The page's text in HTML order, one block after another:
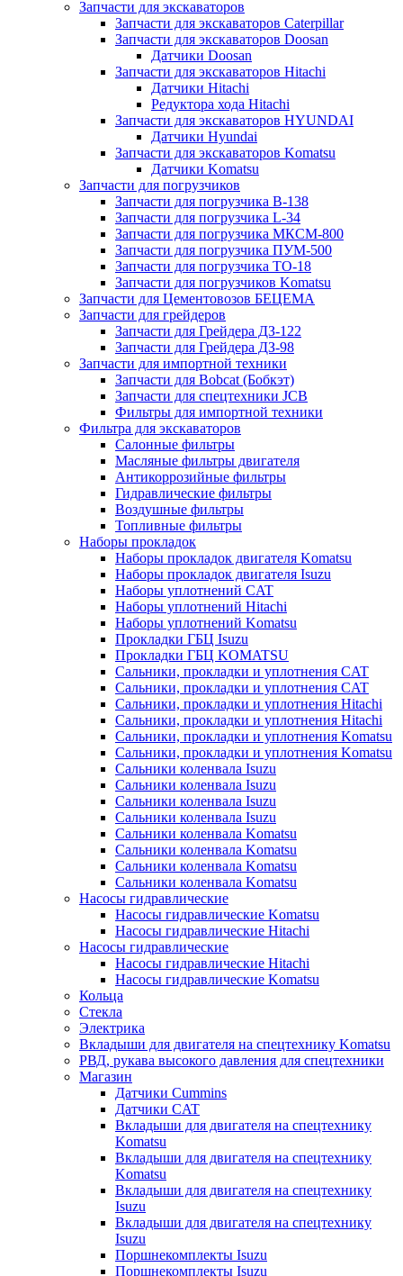
Запчасти для экскаваторов
Запчасти для экскаваторов Caterpillar
Запчасти для экскаваторов Doosan
Датчики Doosan
Запчасти для экскаваторов Hitachi
Датчики Hitachi
Редуктора хода Hitachi
Запчасти для экскаваторов HYUNDAI
Датчики Hyundai
Запчасти для экскаваторов Komatsu
Датчики Komatsu
Запчасти для погрузчиков
Запчасти для погрузчика B-138
Запчасти для погрузчика L-34
Запчасти для погрузчика МКСМ-800
Запчасти для погрузчика ПУМ-500
Запчасти для погрузчика ТО-18
Запчасти для погрузчиков Komatsu
Запчасти для Цементовозов БЕЦЕМА
Запчасти для грейдеров
Запчасти для Грейдера ДЗ-122
Запчасти для Грейдера ДЗ-98
Запчасти для импортной техники
Запчасти для Bobcat (Бобкэт)
Запчасти для спецтехники JCB
Фильтры для импортной техники
Фильтра для экскаваторов
Салонные фильтры
Масляные фильтры двигателя
Антикоррозийные фильтры
Гидравлические фильтры
Воздушные фильтры
Топливные фильтры
Наборы прокладок
Наборы прокладок двигателя Komatsu
Наборы прокладок двигателя Isuzu
Наборы уплотнений CAT
Наборы уплотнений Hitachi
Наборы уплотнений Komatsu
Прокладки ГБЦ Isuzu
Прокладки ГБЦ KOMATSU
Сальники, прокладки и уплотнения CAT
Сальники, прокладки и уплотнения CAT
Сальники, прокладки и уплотнения Hitachi
Сальники, прокладки и уплотнения Hitachi
Сальники, прокладки и уплотнения Komatsu
Сальники, прокладки и уплотнения Komatsu
Сальники коленвала Isuzu
Сальники коленвала Isuzu
Сальники коленвала Isuzu
Сальники коленвала Isuzu
Сальники коленвала Komatsu
Сальники коленвала Komatsu
Сальники коленвала Komatsu
Сальники коленвала Komatsu
Насосы гидравлические
Насосы гидравлические Komatsu
Насосы гидравлические Hitachi
Насосы гидравлические
Насосы гидравлические Hitachi
Насосы гидравлические Komatsu
Кольца
Стекла
Электрика
Вкладыши для двигателя на спецтехнику Komatsu
РВД, рукава высокого давления для спецтехники
Магазин
Датчики Cummins
Датчики CAT
Вкладыши для двигателя на спецтехнику
Komatsu
Вкладыши для двигателя на спецтехнику
Komatsu
Вкладыши для двигателя на спецтехнику
Isuzu
Вкладыши для двигателя на спецтехнику
Isuzu
Поршнекомплекты Isuzu
Поршнекомплекты Isuzu